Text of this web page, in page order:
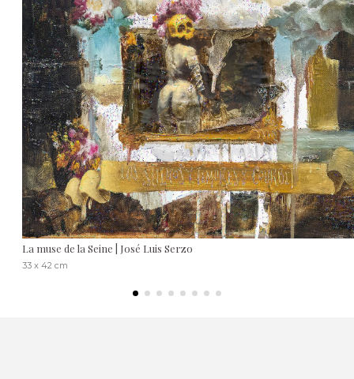
La muse de la Seine | José Luis Serzo
33 x 42 cm